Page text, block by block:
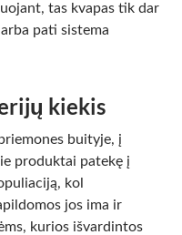
tas kvapas tik dar
pati sistema
kiekis
buityje, į
produktai patekę į
kol
jos ima ir
kurios išvardintos